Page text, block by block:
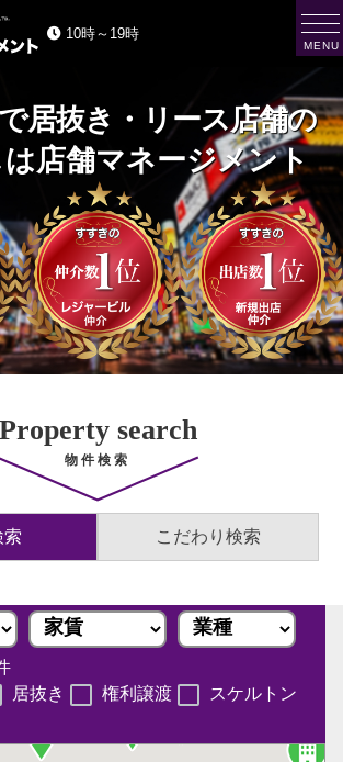
10時～19時
Property search
物件検索
索 こだわり検索
居抜き 権利譲渡
スケルトン
t
o
g
g
e
n
a
v
i
a
t
i
o
n
MENU